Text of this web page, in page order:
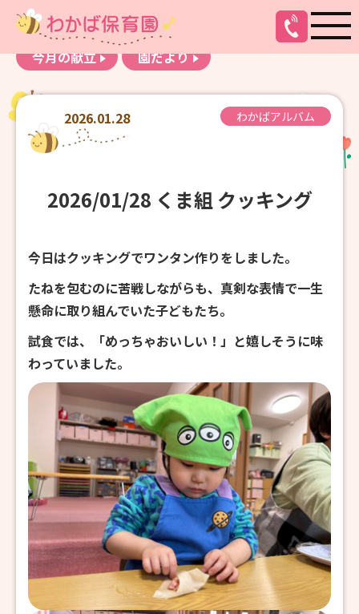
お知らせ
わかばアルバム
今月の献立
園だより
2026.01.28 わかばアルバム
2026/01/28 くま組 クッキング
今日はクッキングでワンタン作りをしました。
たねを包むのに苦戦しながらも、真剣な表情で一生
懸命に取り組んでいた子どもたち。
試食では、「めっちゃおいしい！」と嬉しそうに味
わっていました。